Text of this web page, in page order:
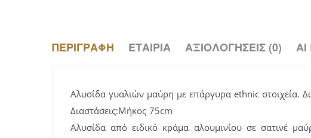
ΠΕΡΙΓΡΑΦΉ ΕΤΑΙΡΊΑ ΑΞΙΟΛΟΓΉΣΕΙΣ (0) AI
Αλυσίδα γυαλιών μαύρη με επάργυρα ethnic στοιχεία.
Διαστάσεις:Μήκος 75cm
Αλυσίδα από ειδικό κράμα αλουμινίου σε σατινέ